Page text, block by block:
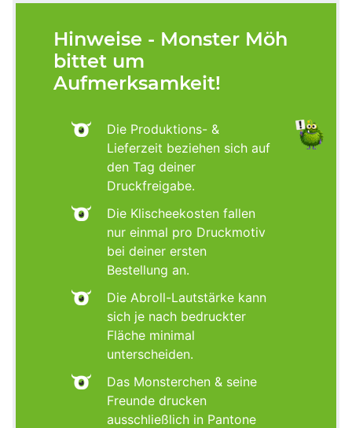
Hinweise - Monster Möh
bittet um
Aufmerksamkeit!
Die Produktions- &
Lieferzeit beziehen sich auf
den Tag deiner
Druckfreigabe.
Die Klischeekosten fallen
nur einmal pro Druckmotiv
bei deiner ersten
Bestellung an.
Die Abroll-Lautstärke kann
sich je nach bedruckter
Fläche minimal
unterscheiden.
Das Monsterchen & seine
Freunde drucken
ausschließlich in Pantone